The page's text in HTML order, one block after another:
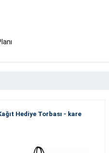
Hediye Torbası - kare